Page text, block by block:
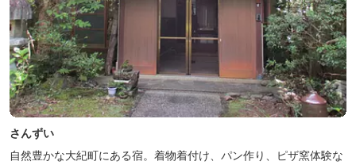
さんずい
自然豊かな大紀町にある宿。着物着付け、パン作り、ピザ窯体験な